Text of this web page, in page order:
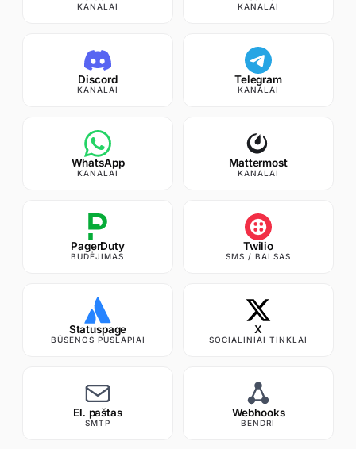
KANALAI KANALAI
Discord
KANALAI
Telegram
KANALAI
WhatsApp
KANALAI
Mattermost
KANALAI
PagerDuty
BUDĖJIMAS
Twilio
SMS / BALSAS
Statuspage
BŪSENOS PUSLAPIAI
X
SOCIALINIAI TINKLAI
El. paštas
SMTP
Webhooks
BENDRI